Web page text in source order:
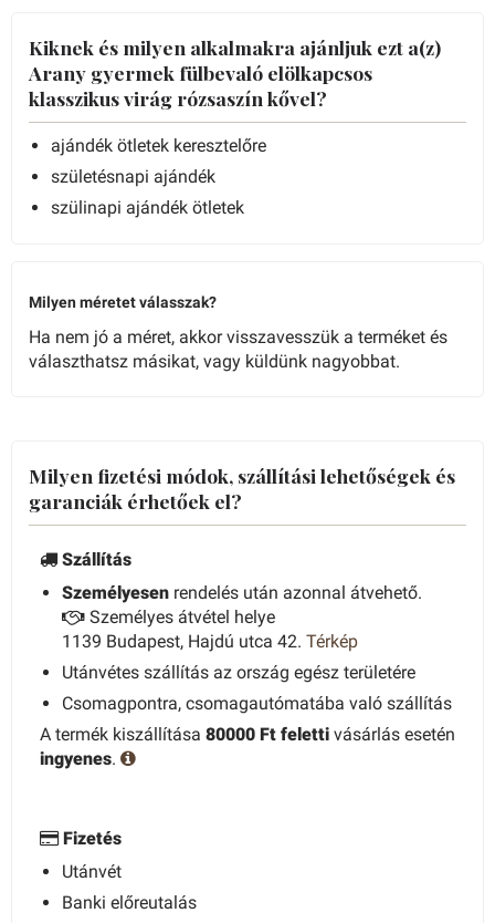
Kiknek és milyen alkalmakra ajánljuk ezt a(z)
Arany gyermek fülbevaló elölkapcsos
klasszikus virág rózsaszín kővel?
ajándék ötletek keresztelőre
születésnapi ajándék
szülinapi ajándék ötletek
Milyen méretet válasszak?
Ha nem jó a méret, akkor visszavesszük a terméket és
választhatsz másikat, vagy küldünk nagyobbat.
Milyen fizetési módok, szállítási lehetőségek és
garanciák érhetőek el?
Szállítás
Személyesen rendelés után azonnal átvehető.
Személyes átvétel helye
1139 Budapest, Hajdú utca 42. Térkép
Utánvétes szállítás az ország egész területére
Csomagpontra, csomagautómatába való szállítás
A termék kiszállítása 80000 Ft feletti vásárlás esetén
ingyenes.
Fizetés
Utánvét
Banki előreutalás